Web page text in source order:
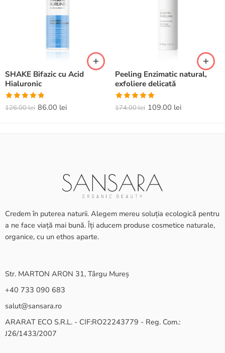
SHAKE Bifazic cu Acid
Hialuronic
Evaluat la
4.82din 5
126.00lei 86.00 lei
Peeling Enzimatic natural,
exfoliere delicată
Evaluat la
5.00din 5
174.00lei 109.00 lei
Credem în puterea naturii. Alegem mereu soluția ecologică pentru
a ne face viață mai bună. Îți aducem produse cosmetice naturale,
organice, cu un ethos aparte.
Str. MARTON ARON 31, Târgu Mureș
+40 733 090 683
salut@sansara.ro
ARARAT ECO S.R.L. - CIF:RO22243779 - Reg. Com.:
J26/1433/2007